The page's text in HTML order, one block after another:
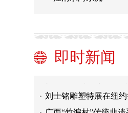
即时新闻
界弄“潮”
二十四节气中为什么
满？
宝成铁路文博场馆建成